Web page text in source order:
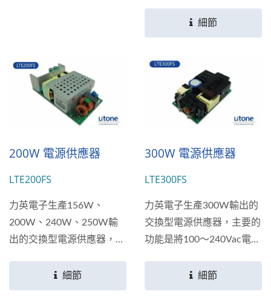
+15V、+19V、+24V、
+30V、+48V與56V多種直
全規範標準。
細節
200W 電源供應器
LTE200FS
力英電子生產156W、
200W、240W、250W輸
出的交換型電源供應器，主
電壓的交流電轉換成為
+12V、+24V、+48V與56V
細節
300W 電源供應器
LTE300FS
力英電子生產300W輸出的
交換型電源供應器，主要的
功能是將100～240Vac電壓
+24V、+32V、+48V與54V
多種直流電輸出；符合多個
細節